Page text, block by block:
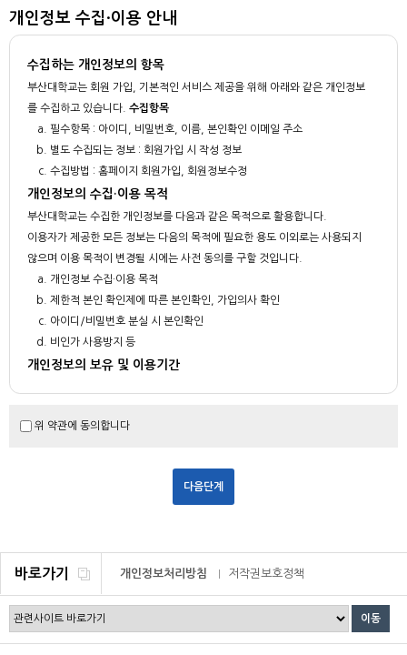
- 수사기관이나 기타 정부기관으로부터 정보제공을 요청 받은 경우
- 기타 법률에 의해 요규되는 경우
개인정보 수집·이용 안내
수집하는 개인정보의 항목
부산대학교는 회원 가입, 기본적인 서비스 제공을 위해 아래와 같은 개인정보
를 수집하고 있습니다. 수집항목
필수항목 : 아이디, 비밀번호, 이름, 본인확인 이메일 주소
별도 수집되는 정보 : 회원가입 시 작성 정보
수집방법 : 홈페이지 회원가입, 회원정보수정
개인정보의 수집·이용 목적
부산대학교는 수집한 개인정보를 다음과 같은 목적으로 활용합니다.
이용자가 제공한 모든 정보는 다음의 목적에 필요한 용도 이외로는 사용되지
않으며 이용 목적이 변경될 시에는 사전 동의를 구할 것입니다.
개인정보 수집·이용 목적
제한적 본인 확인제에 따른 본인확인, 가입의사 확인
아이디/비밀번호 분실 시 본인확인
비인가 사용방지 등
개인정보의 보유 및 이용기간
회원 탈퇴를 요청하거나 개인정보의 수집 및 이용에 대한 동의를 철회하는 경
인정보를 지체 없이 파기합니다. 다만, 다음의 정보에 대하여는 아래의 사유로
- 2년간 미 사용 시 홈페이지 로그인 계정을 삭제 합니다.
- 게시글 등은 회원탈퇴하시기 전 본인이 직접 삭제하셔야 합니다.
기타 관계법령의 규정에 의하여 보존할 필요가 있는 경우 관계법령에서
정한 일정한 기간 동안 회원정보를 보관합니다.
동의 거부 권리알림
위 약관에 동의합니다
바로가기 개인정보처리방침 저작권보호정책